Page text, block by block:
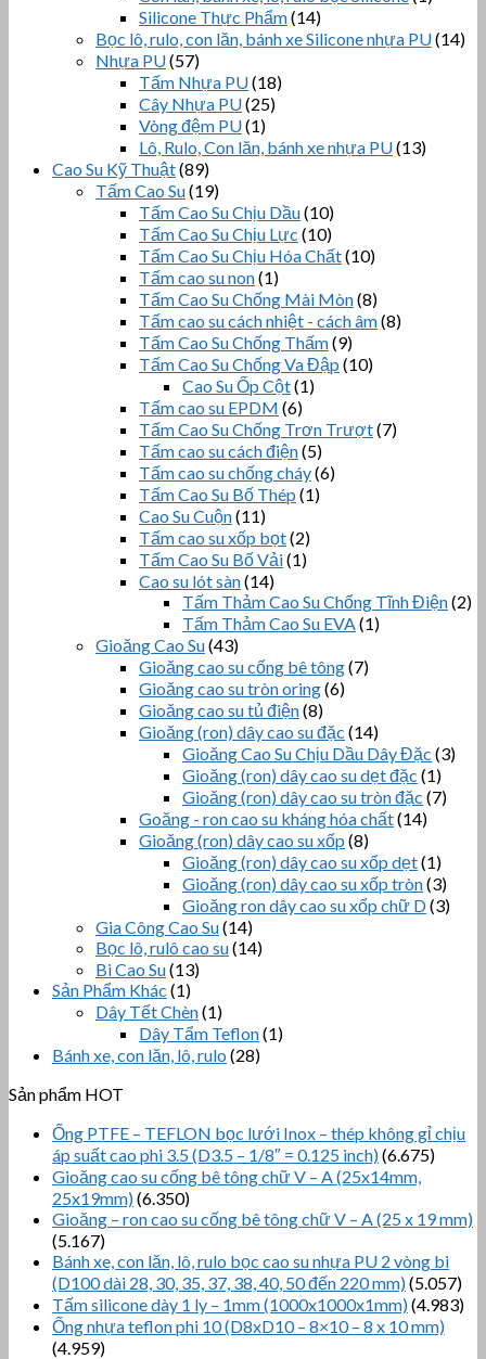
Silicone Thực Phẩm(14)
Bọc lô, rulo, con lăn, bánh xe Silicone nhựa PU(14)
Nhựa PU(57)
Tấm Nhựa PU(18)
Cây Nhựa PU(25)
Vòng đệm PU(1)
Lô, Rulo, Con lăn, bánh xe nhựa PU(13)
Cao Su Kỹ Thuật(89)
Tấm Cao Su(19)
Tấm Cao Su Chịu Dầu(10)
Tấm Cao Su Chịu Lực (10)
Tấm Cao Su Chịu Hóa Chất(10)
Tấm cao su non(1)
Tấm Cao Su Chống Mài Mòn(8)
Tấm cao su cách nhiệt - cách âm(8)
Tấm Cao Su Chống Thấm(9)
Tấm Cao Su Chống Va Đập (10)
Cao Su Ốp Cột(1)
Tấm cao su EPDM (6)
Tấm Cao Su Chống Trơn Trượt(7)
Tấm cao su cách điện(5)
Tấm cao su chống cháy(6)
Tấm Cao Su Bố Thép (1)
Cao Su Cuộn(11)
Tấm cao su xốp bọt(2)
Tấm Cao Su Bố Vải(1)
Cao su lót sàn(14)
Tấm Thảm Cao Su Chống Tĩnh Điện(2)
Tấm Thảm Cao Su EVA(1)
Gioăng Cao Su(43)
Gioăng cao su cống bê tông(7)
Gioăng cao su tròn oring(6)
Gioăng cao su tủ điện(8)
Gioăng (ron) dây cao su đặc (14)
Gioăng Cao Su Chịu Dầu Dây Đặc (3)
Gioăng (ron) dây cao su dẹt đặc (1)
Gioăng (ron) dây cao su tròn đặc (7)
Goăng - ron cao su kháng hóa chất(14)
Gioăng (ron) dây cao su xốp (8)
Gioăng (ron) dây cao su xốp dẹt(1)
Gioăng (ron) dây cao su xốp tròn(3)
Gioăng ron dây cao su xốp chữ D(3)
Gia Công Cao Su(14)
Bọc lô, rulô cao su(14)
Bi Cao Su(13)
Sản Phẩm Khác (1)
Dây Tết Chèn(1)
Dây Tẩm Teflon(1)
Bánh xe, con lăn, lô, rulo (28)
Sản phẩm HOT
Ống PTFE – TEFLON bọc lưới Inox – thép không gỉ chịu
áp suất cao phi 3.5 (D3.5 – 1/8″ = 0.125 inch)(6.675)
Gioăng cao su cống bê tông chữ V – A (25x14mm,
25x19mm)(6.350)
Gioăng – ron cao su cống bê tông chữ V – A (25 x 19 mm)
(5.167)
Bánh xe, con lăn, lô, rulo bọc cao su nhựa PU 2 vòng bi
(D100 dài 28, 30, 35, 37, 38, 40, 50 đến 220 mm)(5.057)
Tấm silicone dày 1 ly – 1mm (1000x1000x1mm)(4.983)
Ống nhựa teflon phi 10 (D8xD10 – 8×10 – 8 x 10 mm)
(4.959)